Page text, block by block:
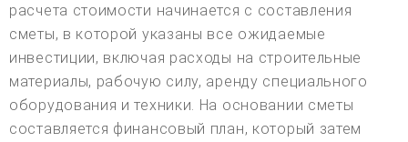
расчета стоимости начинается с составления
сметы, в которой указаны все ожидаемые
инвестиции, включая расходы на строительные
материалы, рабочую силу, аренду специального
оборудования и техники. На основании сметы
составляется финансовый план, который затем